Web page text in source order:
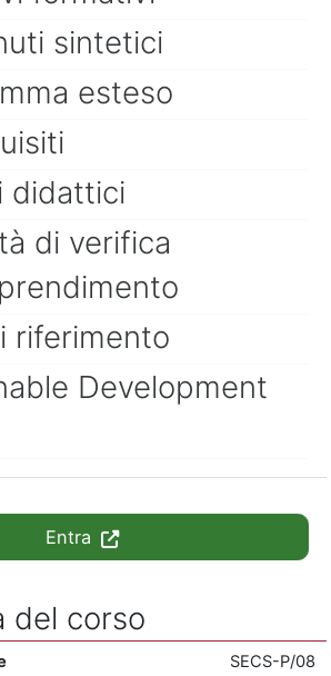
sintetici
esteso
didattici
di verifica
riferimento
Development
Entra
del corso
SECS-P/08